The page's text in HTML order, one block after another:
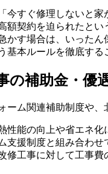
今すぐ修理しないと
額契約を迫られたと
かす場合は、いった
基本ルールを徹底す
の補助金・優
ーム関連補助制度や
性能の向上や省エネ
支援制度と組み合わ
工事に対して工事